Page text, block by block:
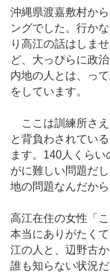
沖縄県渡嘉敷村か
ングでした。行か
り高江の話はしま
ど、大っぴらに政
内地の人とは、っ
をしています。
ここは訓練所さえ
と背負わされてい
ます。140人くら
がに難しい問題だ
地の問題なんだか
高江在住の女性「
本当にありがたく
江の人と、辺野古
誰も知らない状況